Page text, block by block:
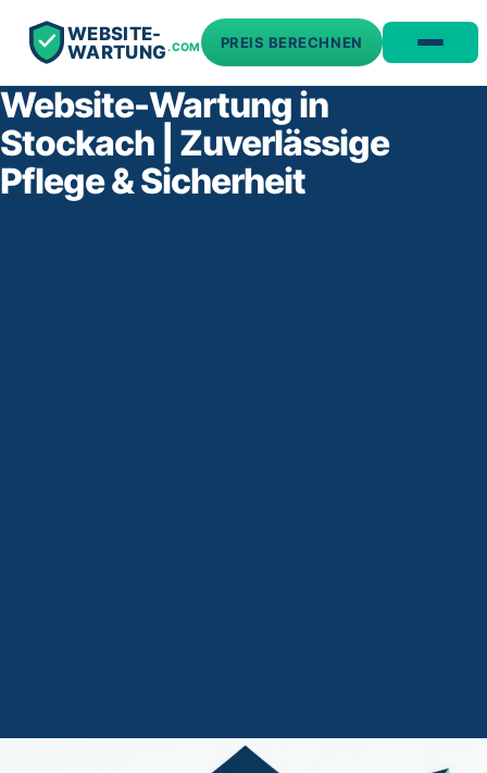
WEBSITE-
WARTUNG.COM PREIS BERECHNEN
Website-Wartung in
Stockach | Zuverlässige
Pflege & Sicherheit